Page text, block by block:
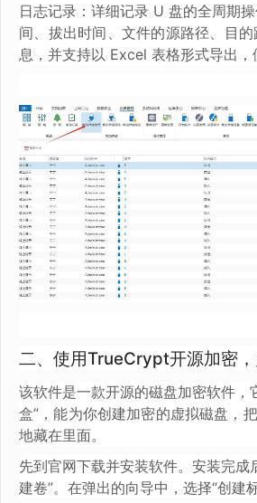
日志记录：详细记录 U 盘的全周期
间、拔出时间、文件的源路径、目
息，并支持以 Excel 表格形式导出，
二、使用TrueCrypt开源加密
该软件是一款开源的磁盘加密软件，
盒”，能为你创建加密的虚拟磁盘，
地藏在里面。
先到官网下载并安装软件。安装完成
建卷”。在弹出的向导中，选择“创建